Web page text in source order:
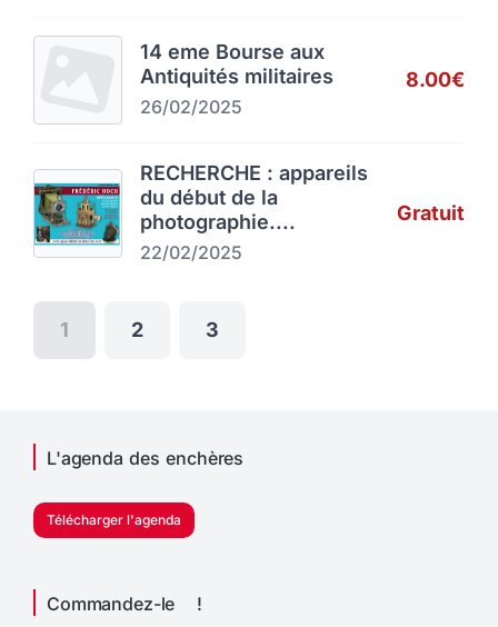
14 eme Bourse aux
Antiquités militaires
26/02/2025
8.00€
RECHERCHE : appareils
du début de la
photographie....
22/02/2025
Gratuit
1 2 3
L'agenda des enchères
Télécharger l'agenda
Commandez-le !